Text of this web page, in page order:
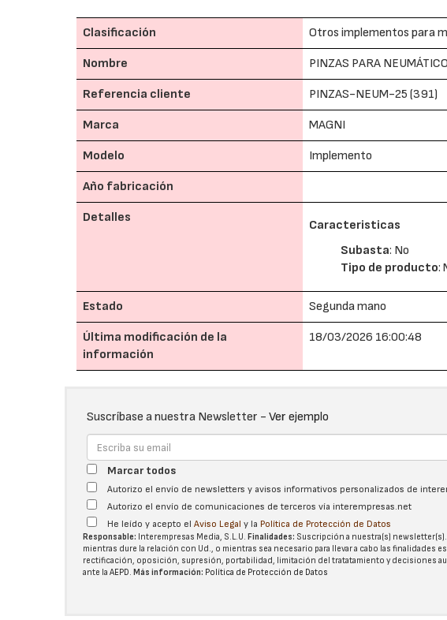
Clasificación Otros implementos para
Nombre PINZAS PARA
Referencia cliente PINZAS-NEUM-25 (391)
Marca MAGNI
Modelo Implemento
Año fabricación
Detalles
Caracteristicas
Subasta: No
Tipo de producto:
Estado Segunda mano
Última modificación de la
información
18/03/2026 16:00:48
Suscríbase a nuestra Newsletter -Ver ejemplo
Marcar todos
Autorizo el envío de newsletters y avisos informativos personalizados de
Autorizo el envío de comunicaciones de terceros vía interempresas.net
He leído y acepto elAviso Legal y la Política de Protección de Datos
Responsable: Interempresas Media, S.L.U.Finalidades: Suscripción a nuestra(s)
mientras dure la relación con Ud., o mientras sea necesario para llevar a cabo las finalidades
rectificación, oposición, supresión, portabilidad, limitación del tratatamiento y decisiones
ante laAEPD.Más información: Política de Protección de Datos